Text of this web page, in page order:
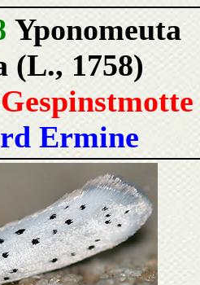
Yponomeuta
(L., 1758)
Ermine